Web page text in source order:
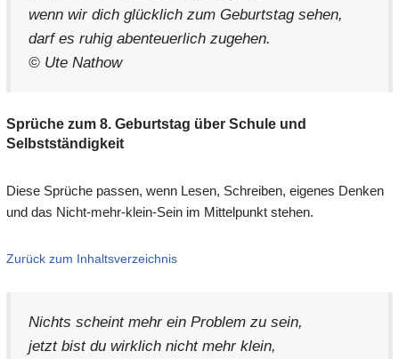
wenn wir dich glücklich zum Geburtstag sehen,
darf es ruhig abenteuerlich zugehen.
© Ute Nathow
Sprüche zum 8. Geburtstag über Schule und
Selbstständigkeit
Diese Sprüche passen, wenn Lesen, Schreiben, eigenes Denken
und das Nicht-mehr-klein-Sein im Mittelpunkt stehen.
Zurück zum Inhaltsverzeichnis
Nichts scheint mehr ein Problem zu sein,
jetzt bist du wirklich nicht mehr klein,